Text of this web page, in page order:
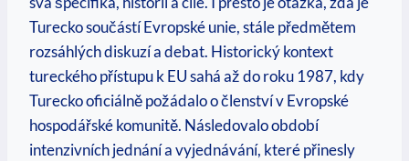
Turecko součástí Evropské unie, stále předmětem
rozsáhlých diskuzí a debat. Historický kontext
tureckého přístupu k EU sahá až do roku 1987, kdy
Turecko oficiálně požádalo o členství v Evropské
hospodářské komunitě. Následovalo období
intenzivních jednání a vyjednávání, které přinesly